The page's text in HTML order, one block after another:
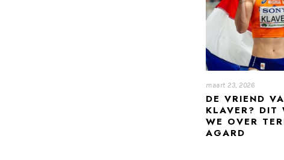
maart 23, 2026
DE VRIEND
KLAVER? DIT
WE OVER
AGARD